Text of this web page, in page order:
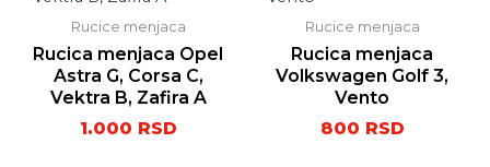
Rucice menjaca
Rucica menjaca Opel
Astra G, Corsa C,
Vektra B, Zafira A
1.000 RSD
Rucice menjaca
Rucica menjaca
Volkswagen Golf 3,
Vento
800 RSD